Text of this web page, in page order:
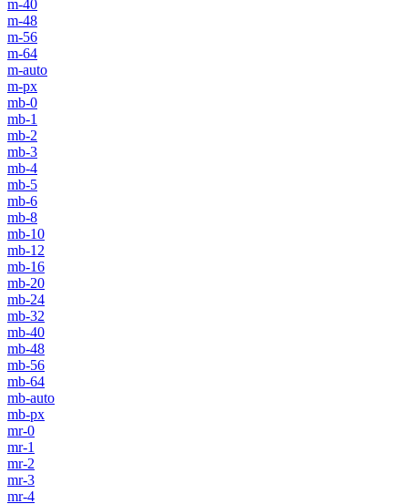
m-40
m-48
m-56
m-64
m-auto
m-px
mb-0
mb-1
mb-2
mb-3
mb-4
mb-5
mb-6
mb-8
mb-10
mb-12
mb-16
mb-20
mb-24
mb-32
mb-40
mb-48
mb-56
mb-64
mb-auto
mb-px
mr-0
mr-1
mr-2
mr-3
mr-4